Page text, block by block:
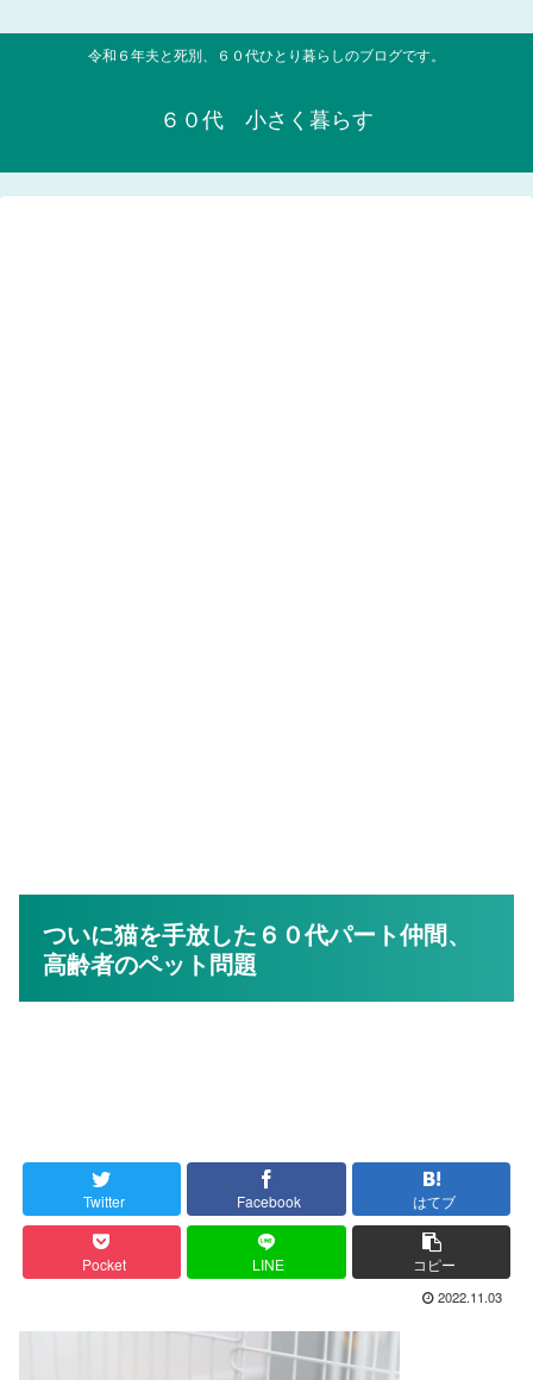
令和６年夫と死別、６０代ひとり暮らしのブログです。
６０代 小さく暮らす
ついに猫を手放した６０代パート仲間、
高齢者のペット問題
Twitter Facebook はてブ
Pocket LINE コピー
2022.11.03